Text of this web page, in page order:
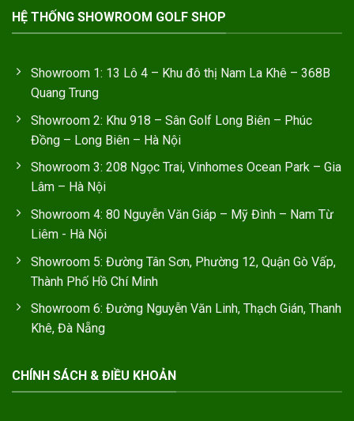
HỆ THỐNG SHOWROOM GOLF SHOP
Showroom 1: 13 Lô 4 – Khu đô thị Nam La Khê – 368B
Quang Trung
Showroom 2: Khu 918 – Sân Golf Long Biên – Phúc
Đồng – Long Biên – Hà Nội
Showroom 3: 208 Ngọc Trai, Vinhomes Ocean Park – Gia
Lâm – Hà Nội
Showroom 4: 80 Nguyễn Văn Giáp – Mỹ Đình – Nam Từ
Liêm - Hà Nội
Showroom 5: Đường Tân Sơn, Phường 12, Quận Gò Vấp,
Thành Phố Hồ Chí Minh
Showroom 6: Đường Nguyễn Văn Linh, Thạch Gián, Thanh
Khê, Đà Nẵng
CHÍNH SÁCH & ĐIỀU KHOẢN